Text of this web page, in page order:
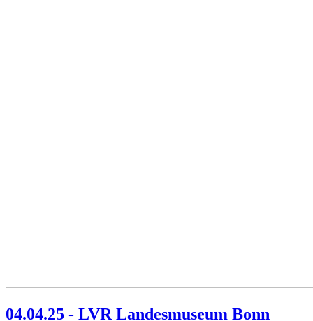
04.04.25 - LVR Landesmuseum Bonn